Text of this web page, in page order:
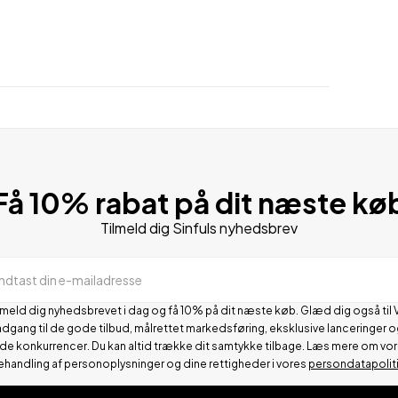
10% rabat på dit næste
Tilmeld dig Sinfuls nyhedsbrev
din e-mailadresse
dig nyhedsbrevet i dag og få 10% på dit næste køb. Glæd dig også til
til de gode tilbud, målrettet markedsføring, eksklusive lanceringer
konkurrencer. Du kan altid trække dit samtykke tilbage. Læs mere om
af personoplysninger og dine rettigheder i vores